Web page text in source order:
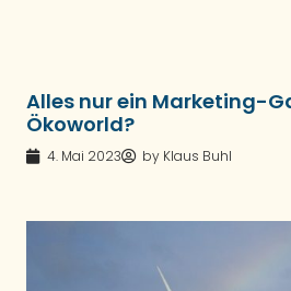
Alles nur ein Marketing-
Ökoworld?
4. Mai 2023 by Klaus Buhl